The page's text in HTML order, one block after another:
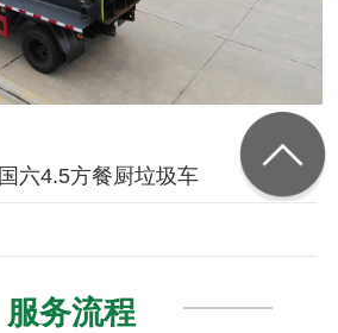
六4.5方餐厨垃圾车
服务流程